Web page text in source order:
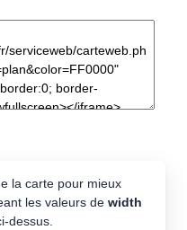
la carte pour mieux
les valeurs de width
dessus.